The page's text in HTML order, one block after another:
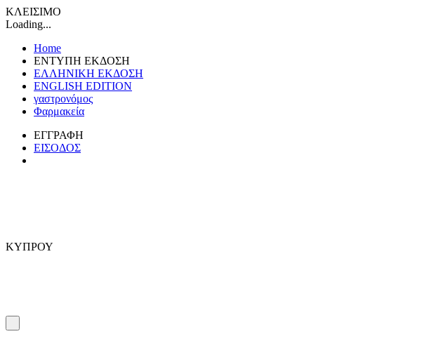
ΚΛΕΙΣΙΜΟ
Loading...
Home
ΕΝΤΥΠΗ ΕΚΔΟΣΗ
ΕΛΛΗΝΙΚΗ ΕΚΔΟΣΗ
ENGLISH EDITION
γαστρονόμος
Φαρμακεία
ΕΓΓΡΑΦΗ
ΕΙΣΟΔΟΣ
ΚΥΠΡΟΥ